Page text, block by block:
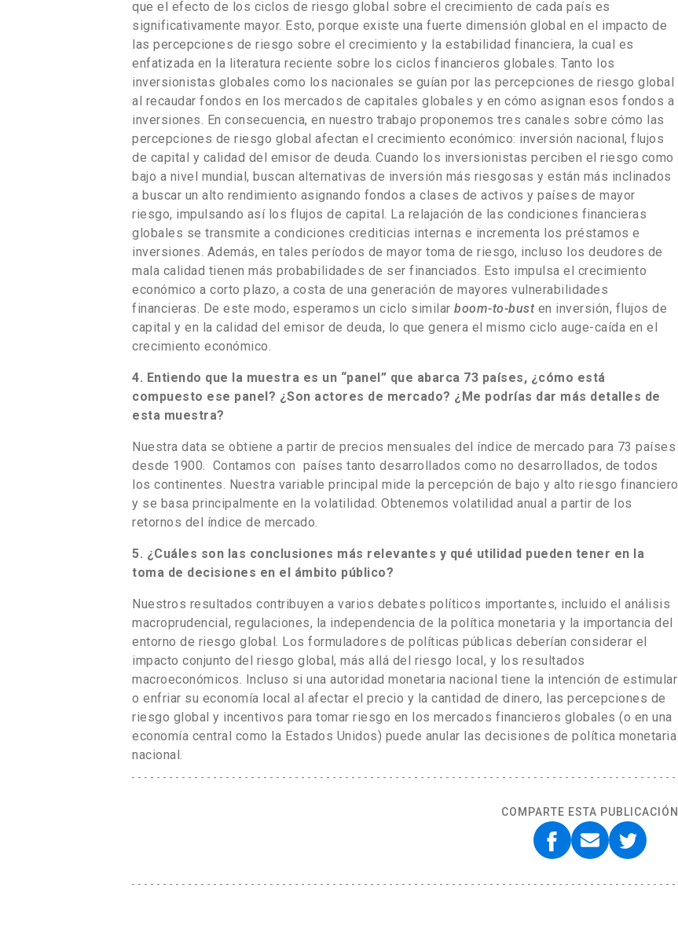
que el efecto de los ciclos de riesgo global sobre el crecimiento de cada país es
significativamente mayor. Esto, porque existe una fuerte dimensión global en el impacto de
las percepciones de riesgo sobre el crecimiento y la estabilidad financiera, la cual es
enfatizada en la literatura reciente sobre los ciclos financieros globales. Tanto los
inversionistas globales como los nacionales se guían por las percepciones de riesgo global
al recaudar fondos en los mercados de capitales globales y en cómo asignan esos fondos a
inversiones. En consecuencia, en nuestro trabajo proponemos tres canales sobre cómo las
percepciones de riesgo global afectan el crecimiento económico: inversión nacional, flujos
de capital y calidad del emisor de deuda. Cuando los inversionistas perciben el riesgo como
bajo a nivel mundial, buscan alternativas de inversión más riesgosas y están más inclinados
a buscar un alto rendimiento asignando fondos a clases de activos y países de mayor
riesgo, impulsando así los flujos de capital. La relajación de las condiciones financieras
globales se transmite a condiciones crediticias internas e incrementa los préstamos e
inversiones. Además, en tales períodos de mayor toma de riesgo, incluso los deudores de
mala calidad tienen más probabilidades de ser financiados. Esto impulsa el crecimiento
económico a corto plazo, a costa de una generación de mayores vulnerabilidades
financieras. De este modo, esperamos un ciclo similar boom-to-busten inversión, flujos de
capital y en la calidad del emisor de deuda, lo que genera el mismo ciclo auge-caída en el
crecimiento económico.
4. Entiendo que la muestra es un “panel” que abarca 73 países, ¿cómo está
compuesto ese panel? ¿Son actores de mercado? ¿Me podrías dar más detalles de
esta muestra?
Nuestra data se obtiene a partir de precios mensuales del índice de mercado para 73 países
desde 1900. Contamos con países tanto desarrollados como no desarrollados, de todos
los continentes. Nuestra variable principal mide la percepción de bajo y alto riesgo financiero
y se basa principalmente en la volatilidad. Obtenemos volatilidad anual a partir de los
retornos del índice de mercado.
5. ¿Cuáles son las conclusiones más relevantes y qué utilidad pueden tener en la
toma de decisiones en el ámbito público?
Nuestros resultados contribuyen a varios debates políticos importantes, incluido el análisis
macroprudencial, regulaciones, la independencia de la política monetaria y la importancia del
entorno de riesgo global. Los formuladores de políticas públicas deberían considerar el
impacto conjunto del riesgo global, más allá del riesgo local, y los resultados
macroeconómicos. Incluso si una autoridad monetaria nacional tiene la intención de estimular
o enfriar su economía local al afectar el precio y la cantidad de dinero, las percepciones de
riesgo global y incentivos para tomar riesgo en los mercados financieros globales (o en una
economía central como la Estados Unidos) puede anular las decisiones de política monetaria
nacional.
COMPARTE ESTA PUBLICACIÓN